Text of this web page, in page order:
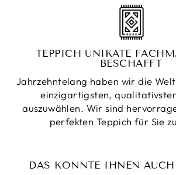
TEPPICH UNIKATE
BESCHAFFT
Jahrzehntelang haben wir die
einzigartigsten,
auszuwählen. Wir sind
perfekten Teppich für Sie
DAS KÖNNTE IHNEN AUCH